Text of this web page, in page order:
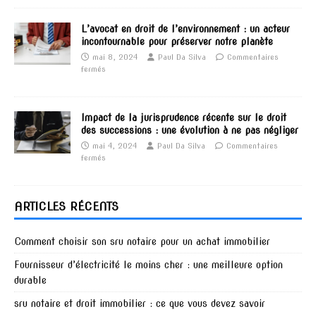
L’avocat en droit de l’environnement : un acteur
incontournable pour préserver notre planète
mai 8, 2024 Paul Da Silva
Commentaires
fermés
Impact de la jurisprudence récente sur le droit
des successions : une évolution à ne pas négliger
mai 4, 2024 Paul Da Silva
Commentaires
fermés
ARTICLES RÉCENTS
Comment choisir son sru notaire pour un achat immobilier
Fournisseur d’électricité le moins cher : une meilleure option
durable
sru notaire et droit immobilier : ce que vous devez savoir